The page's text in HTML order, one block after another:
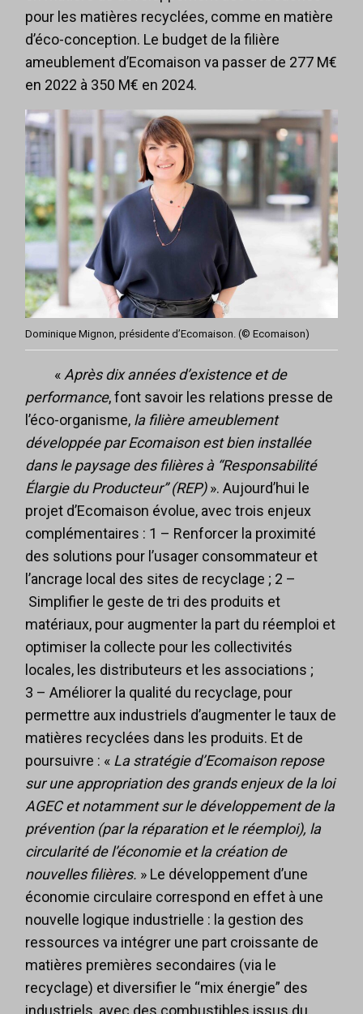
pour les matières recyclées, comme en matière
d’éco-conception. Le budget de la filière
ameublement d’Ecomaison va passer de 277 M€
en 2022 à 350 M€ en 2024.
Dominique Mignon, présidente d’Ecomaison. (© Ecomaison)
«Après dix années d’existence et de
performance, font savoir les relations presse de
l’éco-organisme, la filière ameublement
développée par Ecomaison est bien installée
dans le paysage des filières à “Responsabilité
Élargie du Producteur” (REP)». Aujourd’hui le
projet d’Ecomaison évolue, avec trois enjeux
complémentaires : 1 – Renforcer la proximité
des solutions pour l’usager consommateur et
l’ancrage local des sites de recyclage ; 2 –
Simplifier le geste de tri des produits et
matériaux, pour augmenter la part du réemploi et
optimiser la collecte pour les collectivités
locales, les distributeurs et les associations ;
3 – Améliorer la qualité du recyclage, pour
permettre aux industriels d’augmenter le taux de
matières recyclées dans les produits. Et de
poursuivre : « La stratégie d’Ecomaison repose
sur une appropriation des grands enjeux de la loi
AGEC et notamment sur le développement de la
prévention (par la réparation et le réemploi), la
circularité de l’économie et la création de
nouvelles filières. » Le développement d’une
économie circulaire correspond en effet à une
nouvelle logique industrielle : la gestion des
ressources va intégrer une part croissante de
matières premières secondaires (via le
recyclage) et diversifier le “mix énergie” des